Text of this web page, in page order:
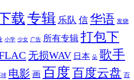
载专辑 乐队 信华语 发烧
小学 少女 广告 所有专辑 打包下
无损WAV 日本 朵 歌手
球 电影 画 百度百度云盘 百